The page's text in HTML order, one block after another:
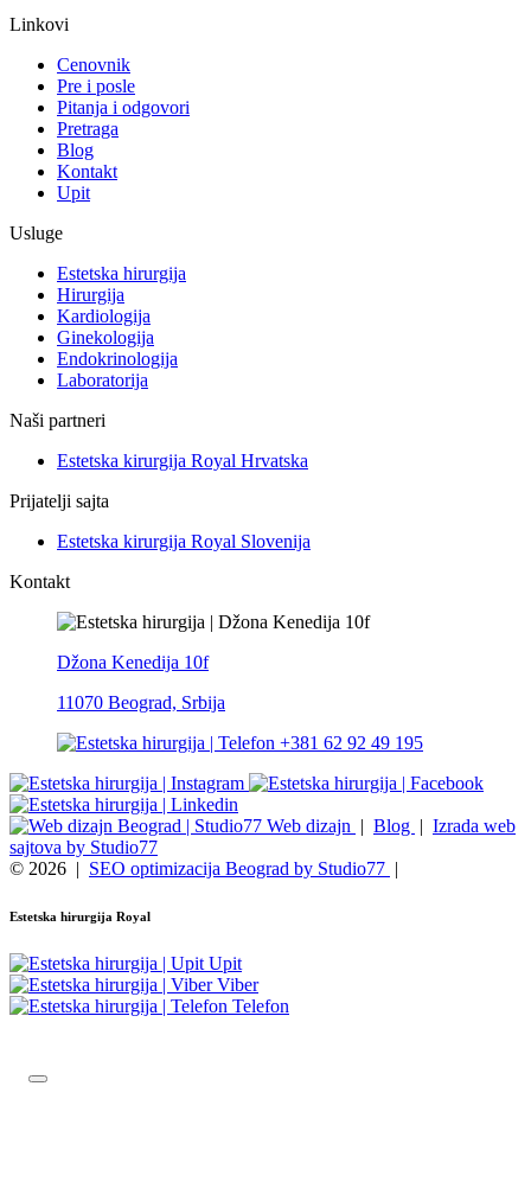
Linkovi
Cenovnik
Pre i posle
Pitanja i odgovori
Pretraga
Blog
Kontakt
Upit
Usluge
Estetska hirurgija
Hirurgija
Kardiologija
Ginekologija
Endokrinologija
Laboratorija
Naši partneri
Estetska kirurgija Royal Hrvatska
Prijatelji sajta
Estetska kirurgija Royal Slovenija
Kontakt
Džona Kenedija 10f
11070 Beograd, Srbija
+381 62 92 49 195
Web dizajn | Blog | Izrada web
sajtova by Studio77
© 2026 | SEO optimizacija Beograd by Studio77 |
Estetska hirurgija Royal
Upit
Viber
Telefon